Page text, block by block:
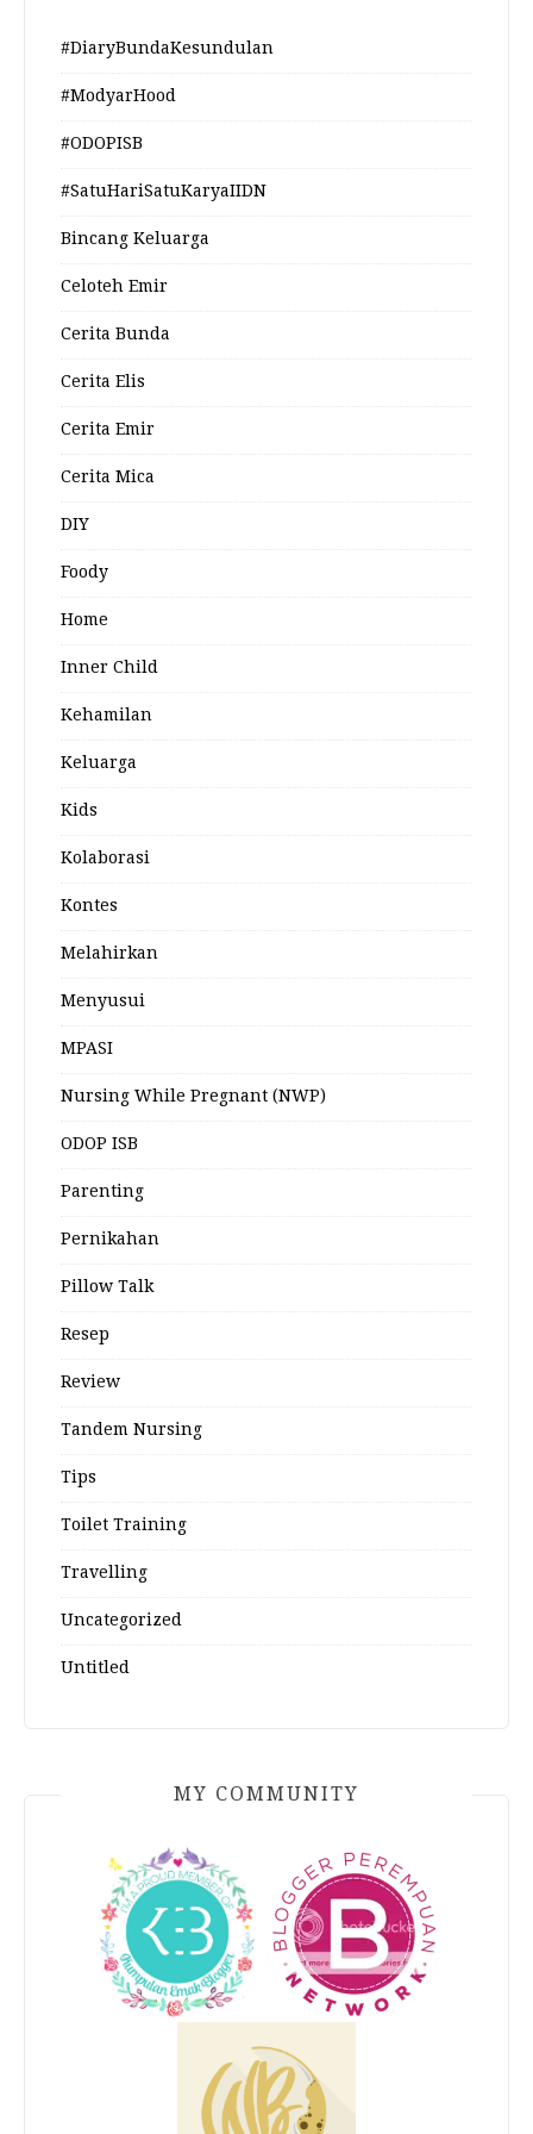
#DiaryBundaKesundulan
#ModyarHood
#ODOPISB
#SatuHariSatuKaryaIIDN
Bincang Keluarga
Celoteh Emir
Cerita Bunda
Cerita Elis
Cerita Emir
Cerita Mica
DIY
Foody
Home
Inner Child
Kehamilan
Keluarga
Kids
Kolaborasi
Kontes
Melahirkan
Menyusui
MPASI
Nursing While Pregnant (NWP)
ODOP ISB
Parenting
Pernikahan
Pillow Talk
Resep
Review
Tandem Nursing
Tips
Toilet Training
Travelling
Uncategorized
Untitled
MY COMMUNITY